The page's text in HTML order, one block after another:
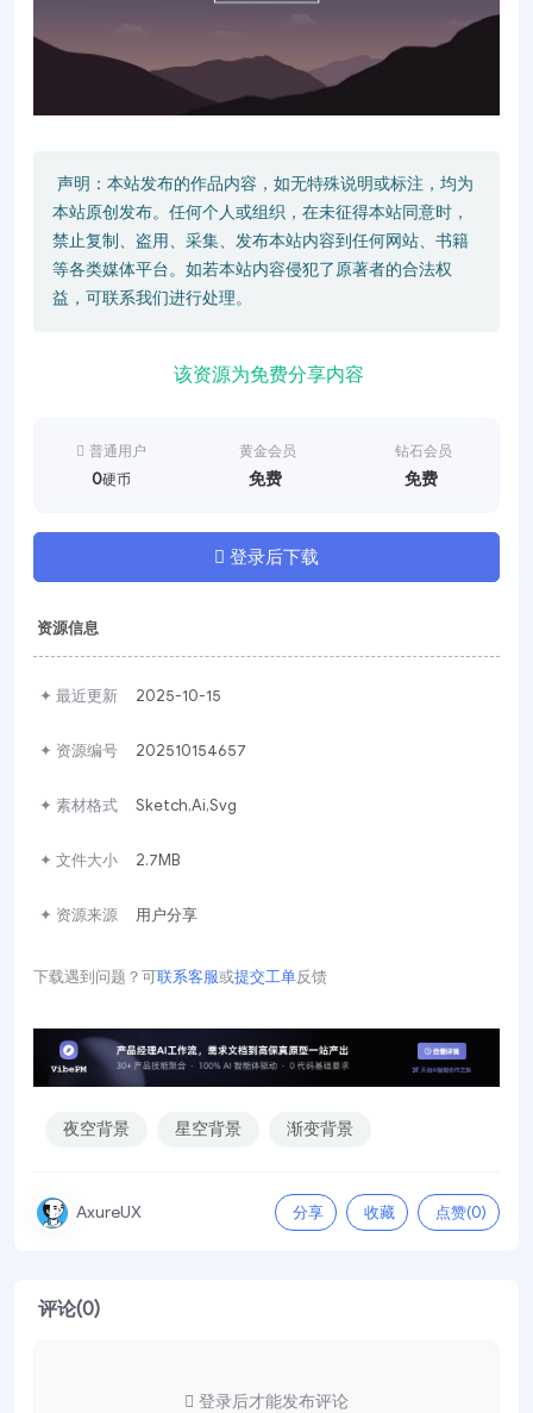
声明：本站发布的作品内容，如无特殊说明或标注，均为
本站原创发布。任何个人或组织，在未征得本站同意时，
禁止复制、盗用、采集、发布本站内容到任何网站、书籍
等各类媒体平台。如若本站内容侵犯了原著者的合法权
益，可联系我们进行处理。
该资源为免费分享内容
普通用户
0硬币
黄金会员
免费
钻石会员
免费
登录后下载
资源信息
✦ 最近更新 2025-10-15
✦ 资源编号 202510154657
✦ 素材格式 Sketch,Ai,Svg
✦ 文件大小 2.7MB
✦ 资源来源 用户分享
下载遇到问题？可联系客服或提交工单反馈
夜空背景 星空背景 渐变背景
AxureUX 分享 收藏 点赞(0)
评论(0)
登录后才能发布评论